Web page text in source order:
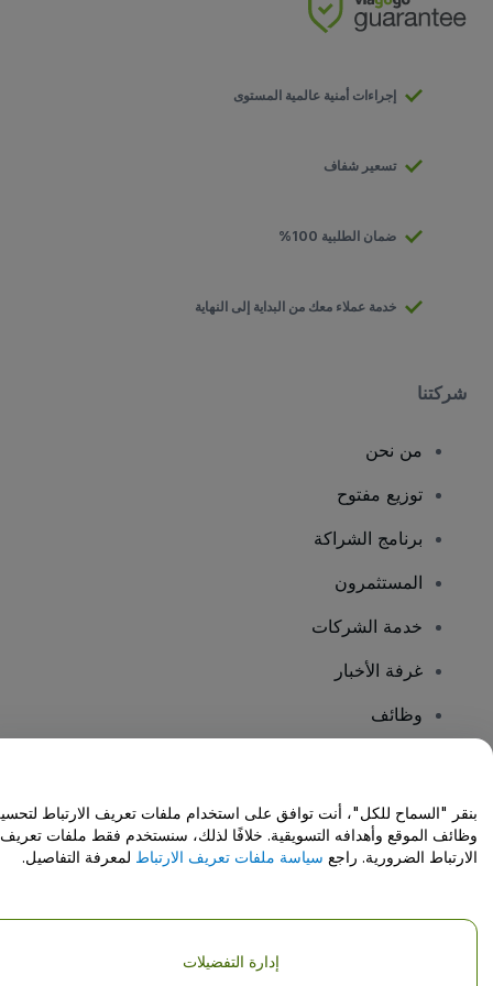
إجراءات أمنية عالمية المستوى
تسعير شفاف
ضمان الطلبية 100%
خدمة عملاء معك من البداية إلى النهاية
شركتنا
من نحن
توزيع مفتوح
برنامج الشراكة
المستثمرون
خدمة الشركات
غرفة الأخبار
وظائف
مركز المساعدة / اتصل بنا
حقوق النشر © شركة فياجوجو المحدودة 2026
تفاصيل الشركة
بنقر "السماح للكل"، أنت توافق على استخدام ملفات تعريف الارتباط
وظائف الموقع وأهدافه التسويقية. خلافًا لذلك، سنستخدم فقط ملفات تعريف
الارتباط الضرورية. راجع سياسة ملفات تعريف الارتباط لمعرفة التفاصيل.
إدارة التفضيلات